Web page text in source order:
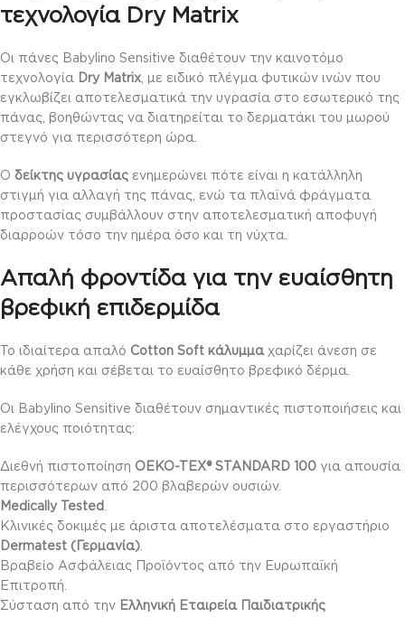
τεχνολογία Dry Matrix
Οι πάνες Babylino Sensitive διαθέτουν την καινοτόμο
τεχνολογία Dry Matrix, με ειδικό πλέγμα φυτικών ινών που
εγκλωβίζει αποτελεσματικά την υγρασία στο εσωτερικό της
πάνας, βοηθώντας να διατηρείται το δερματάκι του μωρού
στεγνό για περισσότερη ώρα.
Ο δείκτης υγρασίας ενημερώνει πότε είναι η κατάλληλη
στιγμή για αλλαγή της πάνας, ενώ τα πλαϊνά φράγματα
προστασίας συμβάλλουν στην αποτελεσματική αποφυγή
διαρροών τόσο την ημέρα όσο και τη νύχτα.
Απαλή φροντίδα για την ευαίσθητη
βρεφική επιδερμίδα
Το ιδιαίτερα απαλό Cotton Soft κάλυμμαχαρίζει άνεση σε
κάθε χρήση και σέβεται το ευαίσθητο βρεφικό δέρμα.
Οι Babylino Sensitive διαθέτουν σημαντικές πιστοποιήσεις και
ελέγχους ποιότητας:
Διεθνή πιστοποίηση OEKO-TEX® STANDARD 100 για απουσία
περισσότερων από 200 βλαβερών ουσιών.
Medically Tested.
Κλινικές δοκιμές με άριστα αποτελέσματα στο εργαστήριο
Dermatest (Γερμανία).
Βραβείο Ασφάλειας Προϊόντος από την Ευρωπαϊκή
Επιτροπή.
Σύσταση από την Ελληνική Εταιρεία Παιδιατρικής